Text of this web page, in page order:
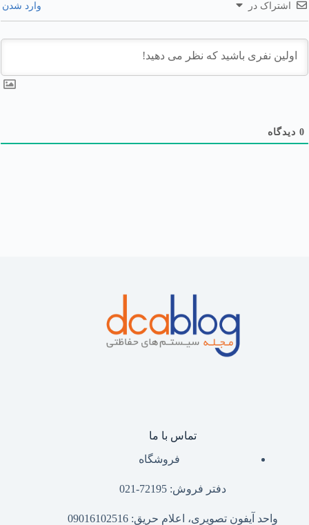
اشتراک در وارد شدن
0 دیدگاه
تماس با ما
فروشگاه
دفتر فروش: 72195-021
واحد آیفون تصویری، اعلام حریق: 09016102516